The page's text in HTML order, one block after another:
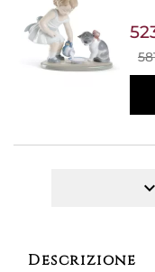
keyboard_arrow_down
Descrizione